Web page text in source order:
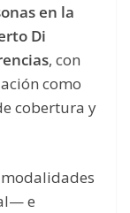
en la
Di
, con
como
cobertura y
e